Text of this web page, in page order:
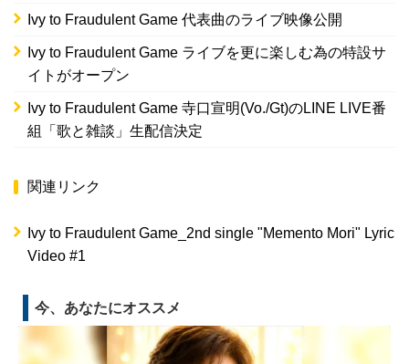
Ivy to Fraudulent Game 代表曲のライブ映像公開
Ivy to Fraudulent Game ライブを更に楽しむ為の特設サ
イトがオープン
Ivy to Fraudulent Game 寺口宣明(Vo./Gt)のLINE LIVE番
組「歌と雑談」生配信決定
関連リンク
Ivy to Fraudulent Game_2nd single "Memento Mori" Lyric
Video #1
今、あなたにオススメ